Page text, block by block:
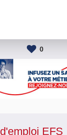
0
EFS